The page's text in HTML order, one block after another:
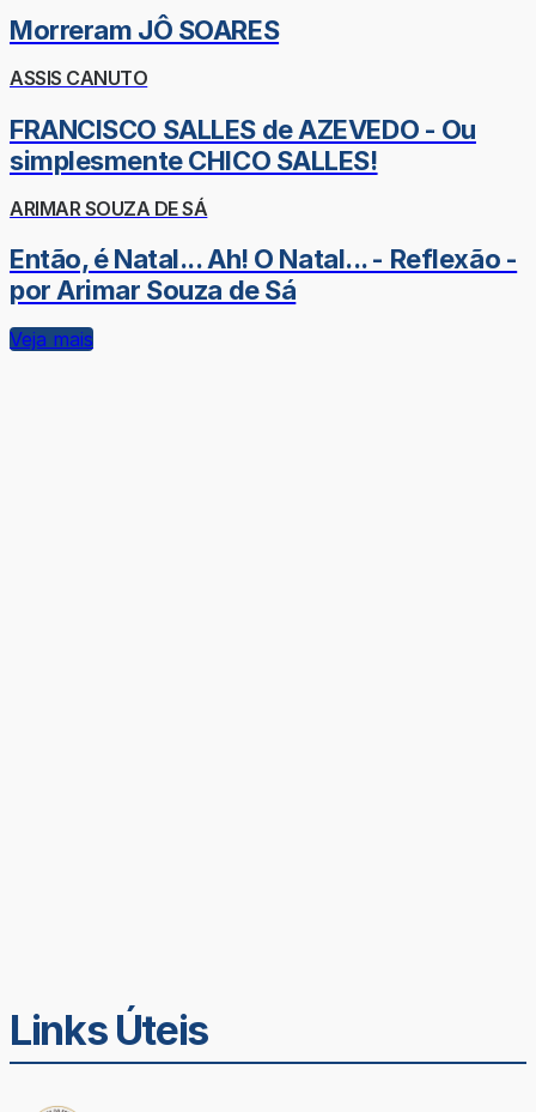
Morreram JÔ SOARES
ASSIS CANUTO
FRANCISCO SALLES de AZEVEDO - Ou
simplesmente CHICO SALLES!
ARIMAR SOUZA DE SÁ
Então, é Natal... Ah! O Natal... - Reflexão -
por Arimar Souza de Sá
Veja mais
Links Úteis